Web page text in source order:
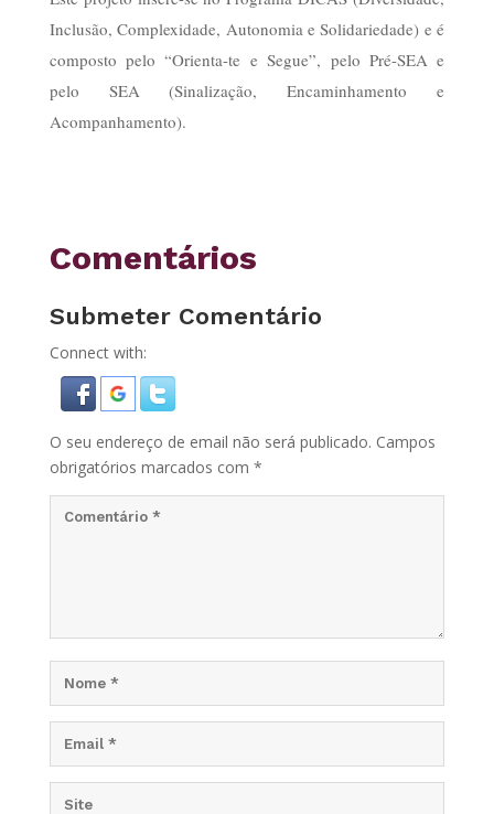
Inclusão, Complexidade, Autonomia e Solidariedade) e é
composto pelo “Orienta-te e Segue”, pelo Pré-SEA e
pelo SEA (Sinalização, Encaminhamento e
Acompanhamento).
Comentários
Submeter Comentário
Connect with:
O seu endereço de email não será publicado. Campos
obrigatórios marcados com *